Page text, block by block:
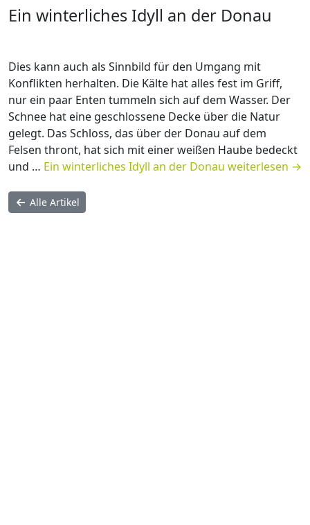
Ein winterliches Idyll an der Donau
Dies kann auch als Sinnbild für den Umgang mit
Konflikten herhalten. Die Kälte hat alles fest im Griff,
nur ein paar Enten tummeln sich auf dem Wasser. Der
Schnee hat eine geschlossene Decke über die Natur
gelegt. Das Schloss, das über der Donau auf dem
Felsen thront, hat sich mit einer weißen Haube bedeckt
und … Ein winterliches Idyll an der Donau weiterlesen →
Alle Artikel